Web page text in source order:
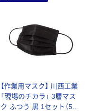
【作業用マスク】 川西工業
「現場のチカラ」 3層マス
ク ふつう 黒 1セット（500